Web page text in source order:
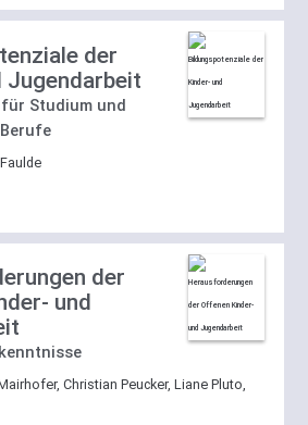
der
Jugendarbeit
Studium und
der
und
Christian Peucker, Liane Pluto,